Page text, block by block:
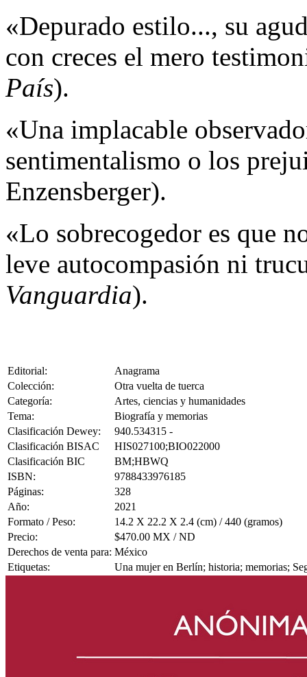
«Depurado estilo..., su
con creces el mero
País).
«Una implacable
sentimentalismo o los
Enzensberger).
«Lo sobrecogedor es que
leve autocompasión ni
Vanguardia).
Editorial:
Anagrama
Colección:
Otra vuelta de tuerca
Categoría:
Artes, ciencias y humanidades
Tema:
Biografía y memorias
Clasificación Dewey:
940.534315 -
Clasificación BISAC
HIS027100;BIO022000
Clasificación BIC
BM;HBWQ
ISBN:
9788433976185
Páginas:
328
Año:
2021
Formato / Peso:
14.2 X 22.2 X 2.4 (cm) / 440 (gramos)
Precio:
$470.00 MX / ND
Derechos de venta para: México
Etiquetas:
Una mujer en Berlín; historia; memorias;